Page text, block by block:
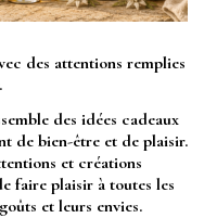
des attentions remplies
des idées cadeaux
de bien-être et de plaisir.
et créations
faire plaisir à toutes les
et leurs envies.